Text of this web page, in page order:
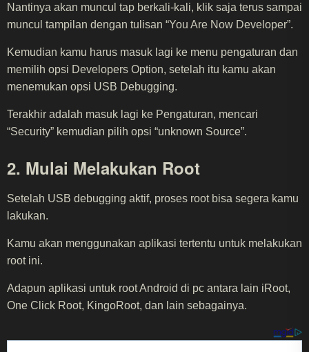
Nantinya akan muncul tap berkali-kali, klik saja terus sampai
muncul tampilan dengan tulisan “You Are Now Developer”.
Kemudian kamu harus masuk lagi ke menu pengaturan dan
memilih opsi Developers Option, setelah itu kamu akan
menemukan opsi USB Debugging.
Terakhir adalah masuk lagi ke Pengaturan, mencari
“Security” kemudian pilih opsi “unknown Source”.
2. Mulai Melakukan Root
Setelah USB debugging aktif, proses root bisa segera kamu
lakukan.
Kamu akan menggunakan aplikasi tertentu untuk melakukan
root ini.
Adapun aplikasi untuk root Android di pc antara lain iRoot,
One Click Root, KingoRoot, dan lain sebagainya.